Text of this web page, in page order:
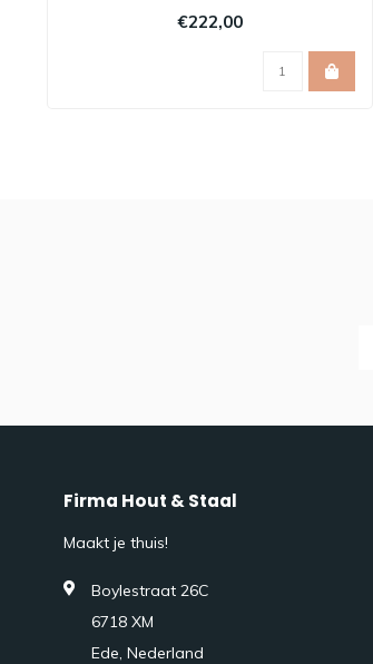
€222,00
Firma Hout & Staal
Maakt je thuis!
Boylestraat 26C
6718 XM
Ede, Nederland